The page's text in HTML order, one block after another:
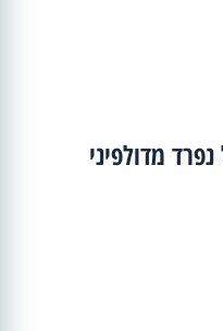
מדולפיני